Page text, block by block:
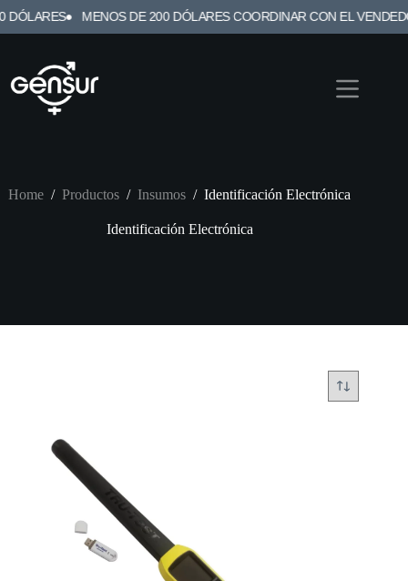
MENOS DE 200 DÓLARES COORDINAR CON EL VENDEDOR
Home / Productos / Insumos / Identificación Electrónica
Identificación Electrónica